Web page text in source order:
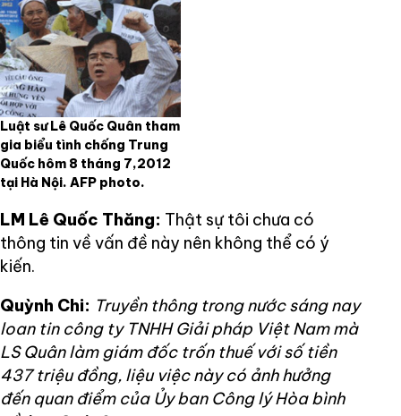
Luật sư Lê Quốc Quân tham
gia biểu tình chống Trung
Quốc hôm 8 tháng 7,2012
tại Hà Nội. AFP photo.
LM Lê Quốc Thăng: Thật sự tôi chưa có
thông tin về vấn đề này nên không thể có ý
kiến.
Quỳnh Chi: Truyền thông trong nước sáng nay
loan tin công ty TNHH Giải pháp Việt Nam mà
LS Quân làm giám đốc trốn thuế với số tiền
437 triệu đồng, liệu việc này có ảnh hưởng
đến quan điểm của Ủy ban Công lý Hòa bình